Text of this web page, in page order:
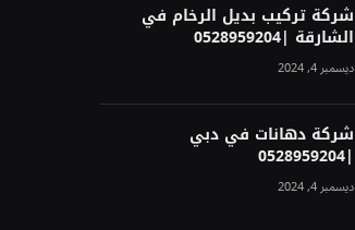
شركة تركيب بديل الرخام في
الشارقة |0528959204
ديسمبر 4, 2024
شركة دهانات في دبي
|0528959204
ديسمبر 4, 2024